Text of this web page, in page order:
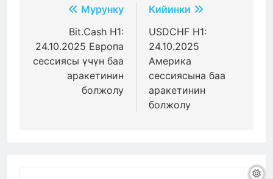
Жазуулар
боюнча
багыттоо
Мурунку
Bit.Cash H1:
24.10.2025 Европа
сессиясы үчүн баа
аракетинин
болжолу
Кийинки
USDCHF H1:
24.10.2025
Америка
сессиясына баа
аракетинин
болжолу